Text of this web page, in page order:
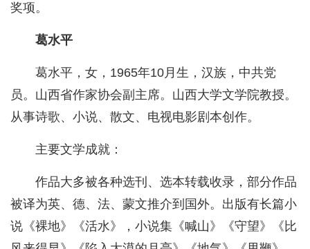
奖项。
葛水平
葛水平，女，1965年10月生，汉族，中共党
员。山西省作家协会副主席。山西大学文学院教授。
从事诗歌、小说、散文、电视电影剧本创作。
主要文学成就：
作品大多被各种选刊、选本转载收录，部分作品
被译为英、德、法、蒙文推介到国外。出版有长篇小
说《裸地》《活水》，小说集《喊山》《守望》《比